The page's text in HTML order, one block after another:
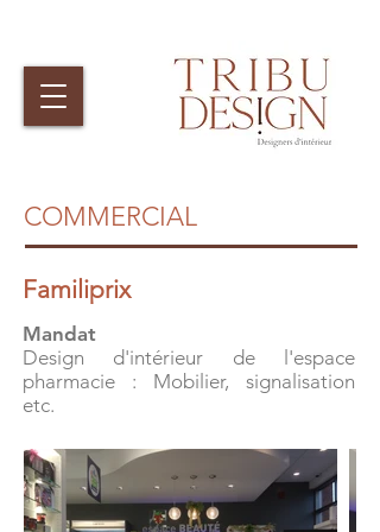
COMMERCIAL
COMMERCIAL
Familiprix
Mandat
Design d'intérieur de l'espace
pharmacie : Mobilier, signalisation
etc.